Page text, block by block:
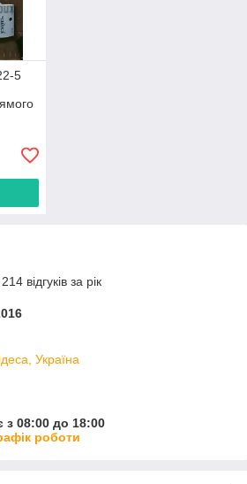
5
відгуків за рік
Україна
з 08:00 до 18:00
роботи